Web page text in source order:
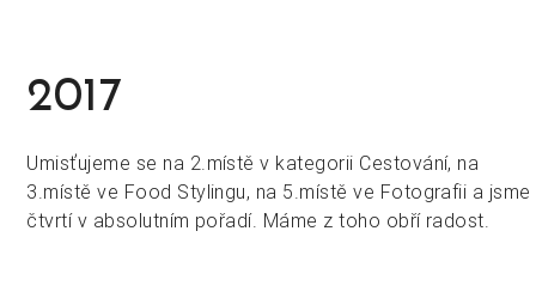
2017
Umisťujeme se na 2.místě v kategorii Cestování, na
3.místě ve Food Stylingu, na 5.místě ve Fotografii a jsme
čtvrtí v absolutním pořadí. Máme z toho obří radost.